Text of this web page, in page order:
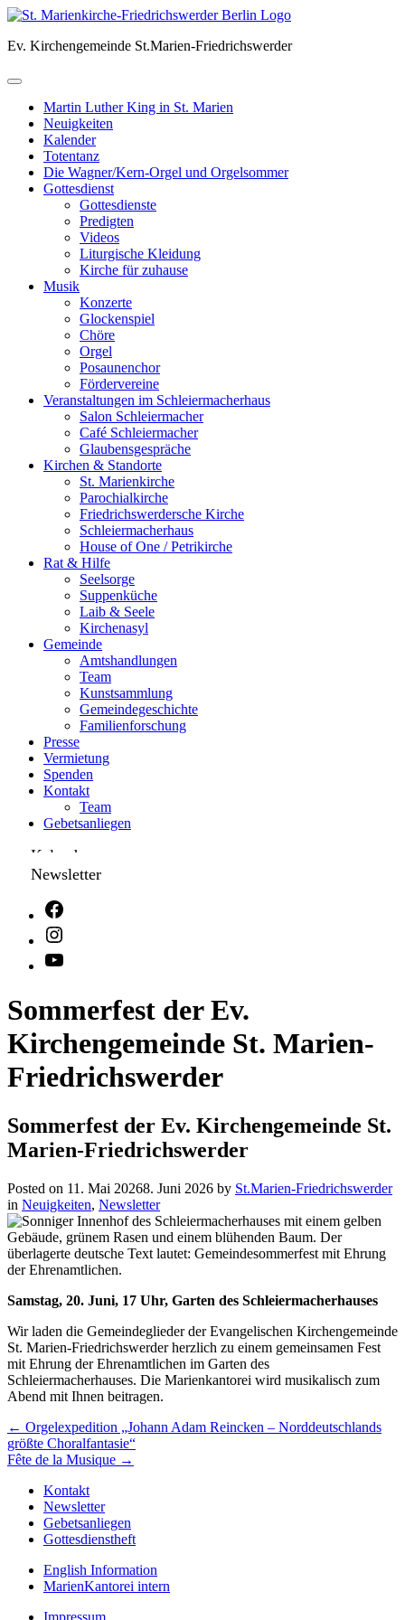
Skip
content
Ev. Kirchengemeinde St.Marien-Friedrichswerder
Martin Luther King in St. Marien
Neuigkeiten
Kalender
Totentanz
Die Wagner/Kern-Orgel und Orgelsommer
Gottesdienst
Gottesdienste
Predigten
Videos
Liturgische Kleidung
Kirche für zuhause
Musik
Konzerte
Glockenspiel
Chöre
Orgel
Posaunenchor
Fördervereine
Veranstaltungen im Schleiermacherhaus
Salon Schleiermacher
Café Schleiermacher
Glaubensgespräche
Kirchen & Standorte
St. Marienkirche
Parochialkirche
Friedrichswerdersche Kirche
Schleiermacherhaus
House of One / Petrikirche
Rat & Hilfe
Seelsorge
Suppenküche
Laib & Seele
Kirchenasyl
Gemeinde
Amtshandlungen
Team
Kunstsammlung
Gemeindegeschichte
Familienforschung
Presse
Vermietung
Spenden
Kontakt
Team
Gebetsanliegen
Kalender
Newsletter
Sommerfest der Ev.
Kirchengemeinde St. Marien-
Friedrichswerder
Sommerfest der Ev. Kirchengemeinde St.
Marien-Friedrichswerder
Posted on 11. Mai 20268. Juni 2026 by St.Marien-Friedrichswerder
in Neuigkeiten, Newsletter
Samstag, 20. Juni, 17 Uhr, Garten des Schleiermacherhauses
Wir laden die Gemeindeglieder der Evangelischen Kirchengemeinde
St. Marien-Friedrichswerder herzlich zu einem gemeinsamen Fest
mit Ehrung der Ehrenamtlichen im Garten des
Schleiermacherhauses. Die Marienkantorei wird musikalisch zum
Abend mit Ihnen beitragen.
Beitragsnavigation
← Orgelexpedition „Johann Adam Reincken – Norddeutschlands
größte Choralfantasie“
Fête de la Musique →
Kontakt
Newsletter
Gebetsanliegen
Gottesdienstheft
English Information
MarienKantorei intern
Impressum